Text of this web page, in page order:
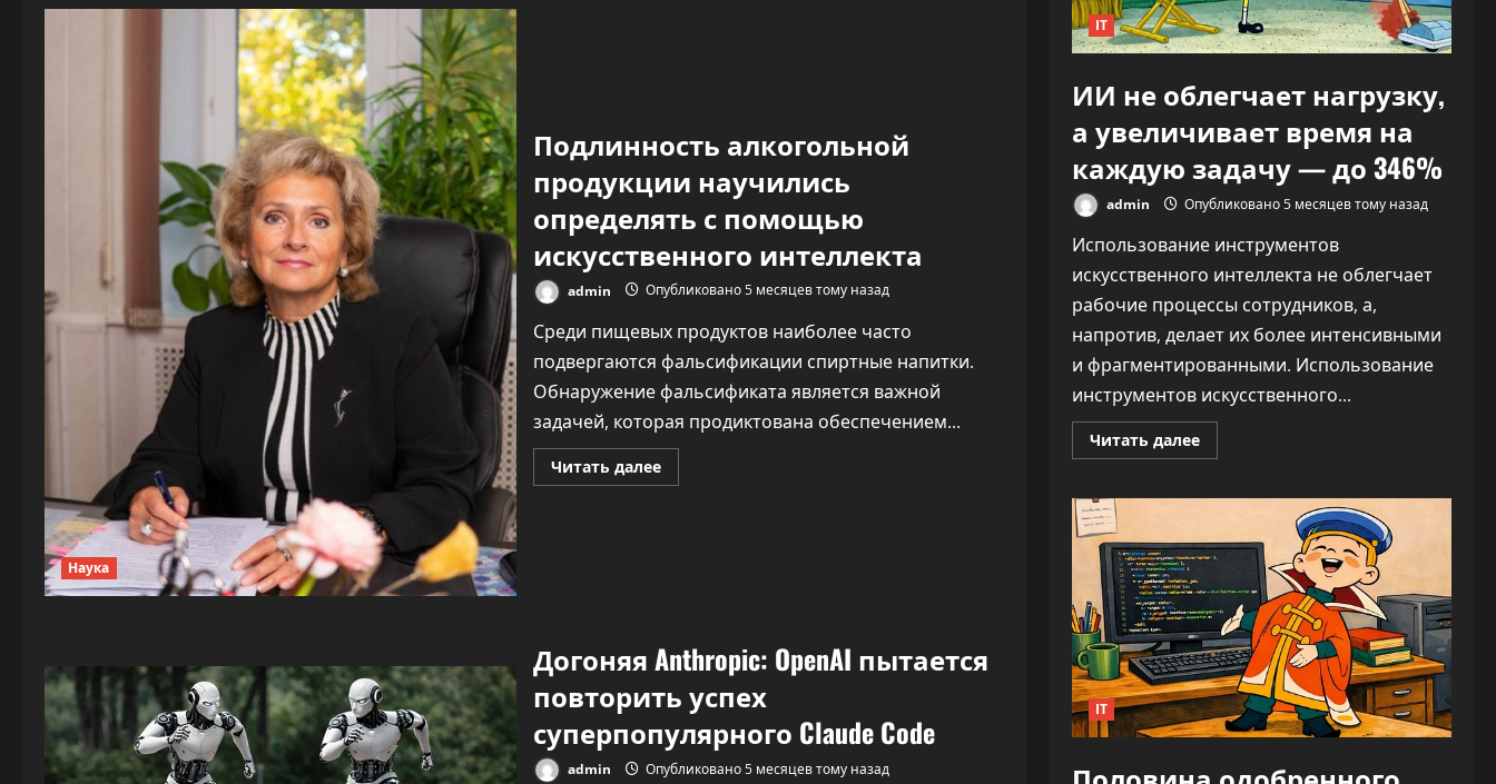
года.
Инфографика
Наука
Подлинность алкогольной
продукции научились
определять с помощью
искусственного интеллекта
admin Опубликовано 5 месяцев тому назад
Среди пищевых продуктов наиболее часто
подвергаются фальсификации спиртные напитки.
Обнаружение фальсификата является важной
задачей, которая продиктована обеспечением...
Читать далееПрочитать
больше
Догоняя Anthropic: OpenAI пытается
повторить успех
суперпопулярного Claude Code
admin Опубликовано 5 месяцев тому назад
IT
ИИ не облегчает нагрузку,
а увеличивает время на
каждую задачу — до 346%
admin Опубликовано 5 месяцев тому назад
Использование инструментов
искусственного интеллекта не облегчает
рабочие процессы сотрудников, а,
напротив, делает их более интенсивными
и фрагментированными. Использование
инструментов искусственного...
Читать далееПрочитать
больше
не
а
увеличивает
на
каждую
задачу
—
до
346%
IT